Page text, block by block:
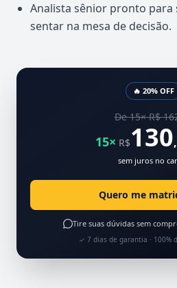
Analista sênior pronto para
sentar na mesa de decisão.
🔥 20% OFF
De 15× R$
15× R$130
sem juros no
Quero me
Tire suas dúvidas sem
✓ 7 dias de garantia · 100%